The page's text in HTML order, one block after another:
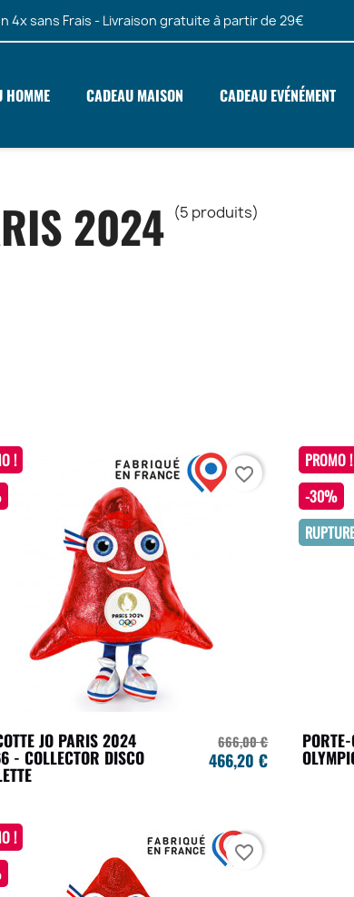
4x sans Frais - Livraison gratuite à partir de 29€
HOMME CADEAU MAISON CADEAU EVÉNÉMENT
2024 (5 produits)
JO PARIS 2024
- COLLECTOR DISCO
666,00 €
466,20 €
!
favorite_border
PROMO !
-30%
!
favorite_border